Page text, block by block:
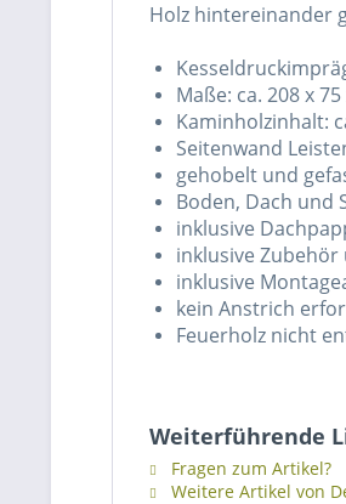
Holz hintereinander
Maße: ca. 208 x
Kaminholzinhalt:
Seitenwand
gehobelt und
Boden, Dach
inklusive
inklusive Zubehör
inklusive
kein Anstrich
Feuerholz nicht
Weiterführende
Fragen zum Artikel?
Weitere Artikel von